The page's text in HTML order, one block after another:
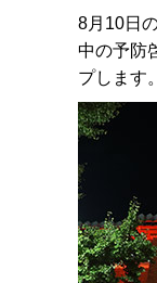
8月10日
中の予防
プします。